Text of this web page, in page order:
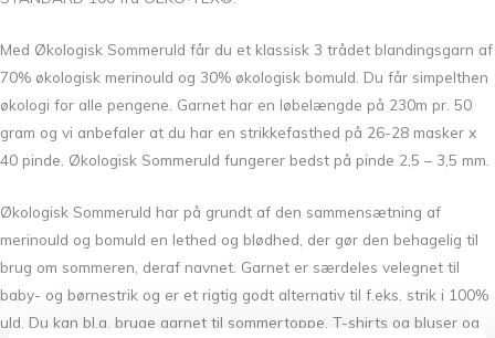
Med Økologisk Sommeruld får du et klassisk 3 trådet blandingsgarn af
70% økologisk merinould og 30% økologisk bomuld. Du får simpelthen
økologi for alle pengene. Garnet har en løbelængde på 230m pr. 50
gram og vi anbefaler at du har en strikkefasthed på 26-28 masker x
40 pinde. Økologisk Sommeruld fungerer bedst på pinde 2,5 – 3,5 mm.
Økologisk Sommeruld har på grundt af den sammensætning af
merinould og bomuld en lethed og blødhed, der gør den behagelig til
brug om sommeren, deraf navnet. Garnet er særdeles velegnet til
baby- og børnestrik og er et rigtig godt alternativ til f.eks. strik i 100%
uld. Du kan bl.a. bruge garnet til sommertoppe, T-shirts og bluser og